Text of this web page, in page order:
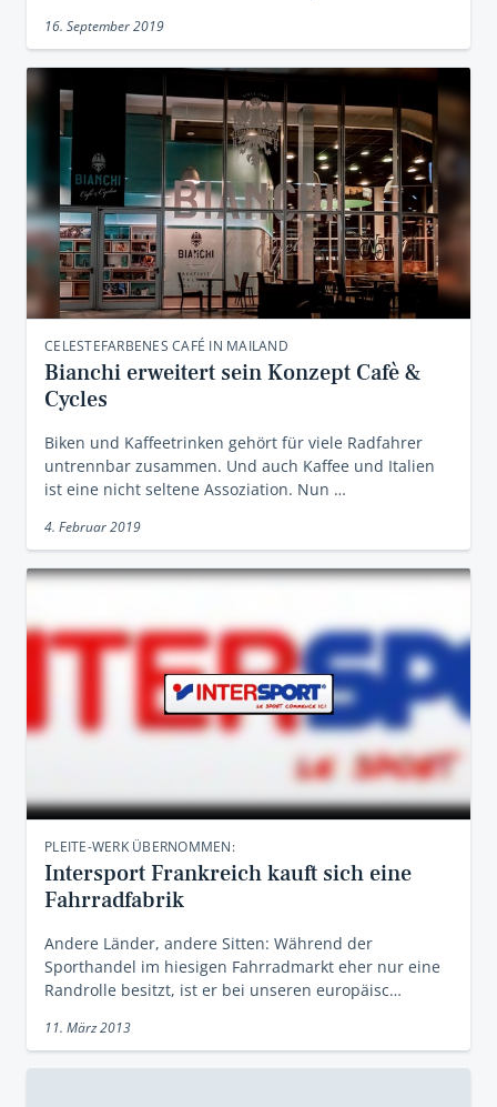
16. September 2019
CELESTEFARBENES CAFÉ IN MAILAND
Bianchi erweitert sein Konzept Cafè &
Cycles
Biken und Kaffeetrinken gehört für viele Radfahrer
untrennbar zusammen. Und auch Kaffee und Italien
ist eine nicht seltene Assoziation. Nun …
4. Februar 2019
PLEITE-WERK ÜBERNOMMEN:
Intersport Frankreich kauft sich eine
Fahrradfabrik
Andere Länder, andere Sitten: Während der
Sporthandel im hiesigen Fahrradmarkt eher nur eine
Randrolle besitzt, ist er bei unseren europäisc…
11. März 2013